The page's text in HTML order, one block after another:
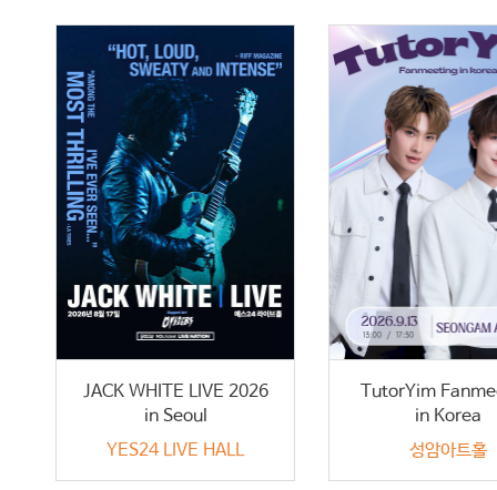
JACK WHITE LIVE 2026
in Seoul
YES24 LIVE HALL
TutorYim
in Korea
성암아트홀